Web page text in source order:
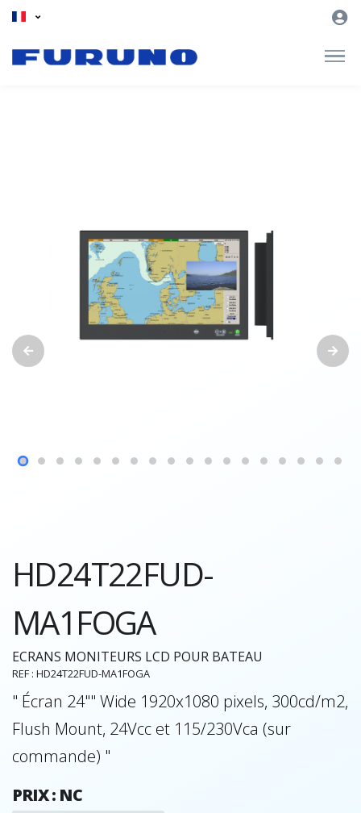
HD24T22FUD-
MA1FOGA
ECRANS MONITEURS LCD POUR BATEAU
REF : HD24T22FUD-MA1FOGA
" Écran 24"" Wide 1920x1080 pixels, 300cd/m2,
Flush Mount, 24Vcc et 115/230Vca (sur
commande) "
PRIX : NC